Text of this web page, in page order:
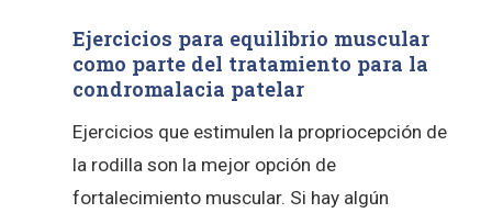
Ejercicios para equilibrio muscular
como parte del tratamiento para la
condromalacia patelar
Ejercicios que estimulen la propriocepción de
la rodilla son la mejor opción de
fortalecimiento muscular. Si hay algún